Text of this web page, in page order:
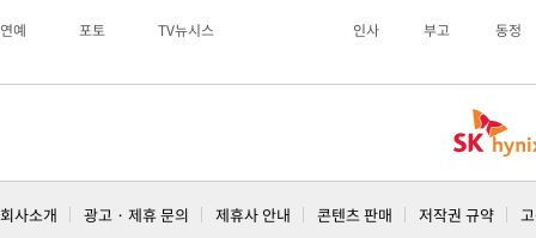
연예 포토 TV뉴시스 인사 부고 동정
회사소개 광고 · 제휴 문의 제휴사 안내 콘텐츠 판매 저작권 규약